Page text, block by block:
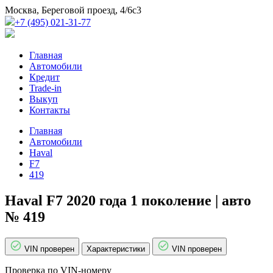
Москва, Береговой проезд, 4/6с3
+7 (495) 021-31-77
Главная
Автомобили
Кредит
Trade-in
Выкуп
Контакты
Главная
Автомобили
Haval
F7
419
Haval F7 2020 года 1 поколение | авто
№ 419
VIN проверен Характеристики VIN проверен
Проверка по VIN-номеру